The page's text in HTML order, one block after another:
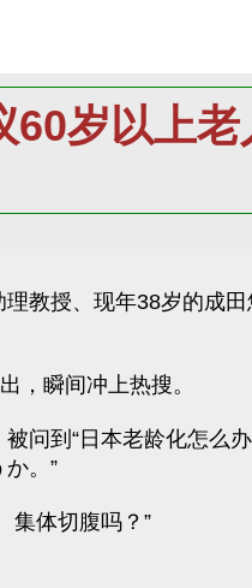
60岁以上
教授、现年38岁的成
，瞬间冲上热搜。
问到“日本老龄化怎么
。”
集体切腹吗？”